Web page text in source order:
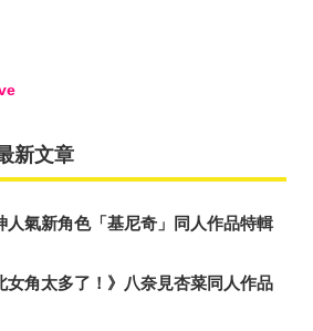
新文章
人氣新角色「基尼奇」同人作品特輯
角太多了！》八奈見杏菜同人作品